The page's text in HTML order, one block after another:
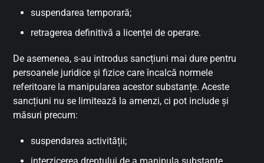
suspendarea temporară;
retragerea definitivă a licenței de operare.
De asemenea, s-au introdus sancțiuni mai dure pentru
persoanele juridice și fizice care încalcă normele
referitoare la manipularea acestor substanțe. Aceste
sancțiuni nu se limitează la amenzi, ci pot include și
măsuri precum:
suspendarea activității;